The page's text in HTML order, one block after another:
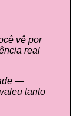
vê por
real
—
tanto